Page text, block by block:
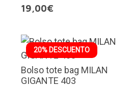
19,00€
20% DESCUENTO
Bolso tote bag MILAN
GIGANTE 403